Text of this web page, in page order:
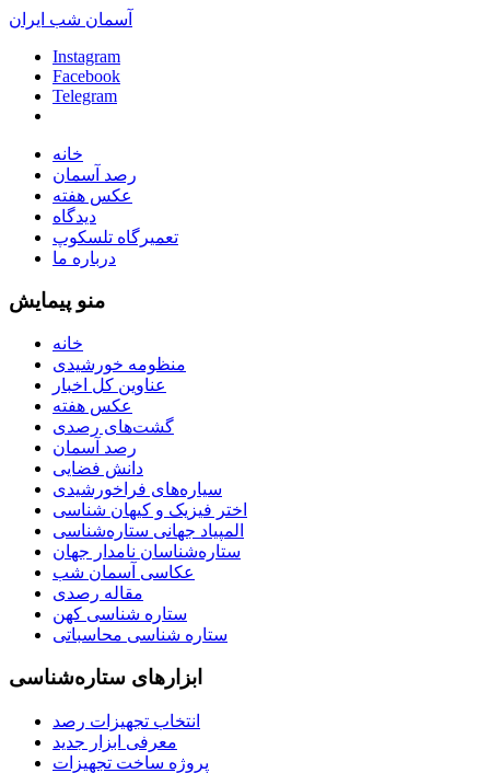
آسمان شب ایران
Instagram
Facebook
Telegram
خانه
رصد آسمان
عکس هفته
دیدگاه
تعمیرگاه تلسکوپ
درباره ما
منو پیمایش
خانه
منظومه خورشیدی
عناوین کل اخبار
عکس هفته
گشت‌های رصدی
رصد آسمان
دانش فضایی
سیاره‌های فراخورشیدی
اختر فیزیک و کیهان شناسی
المپیاد جهانی ستاره‌شناسی
ستاره‌شناسان نامدار جهان
عکاسی آسمان شب
مقاله رصدی
ستاره شناسی کهن
ستاره شناسی محاسباتی
ابزارهای ستاره‌شناسی
انتخاب تجهیزات رصد
معرفی ابزار جدید
پروژه ساخت تجهیزات